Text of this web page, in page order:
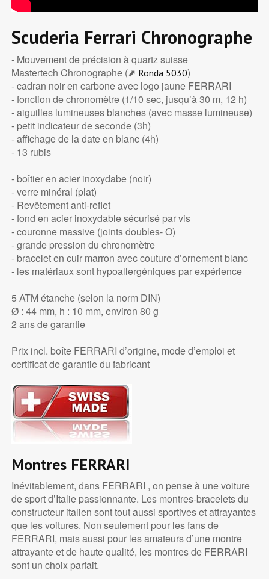
Scuderia Ferrari Chronographe
- Mouvement de précision à quartz suisse
Mastertech Chronographe (⬈ Ronda 5030)
- cadran noir en carbone avec logo jaune FERRARI
- fonction de chronomètre (1/10 sec, jusqu’à 30 m, 12 h)
- aiguilles lumineuses blanches (avec masse lumineuse)
- petit indicateur de seconde (3h)
- affichage de la date en blanc (4h)
- 13 rubis
- boîtier en acier inoxydabe (noir)
- verre minéral (plat)
- Revêtement anti-reflet
- fond en acier inoxydable sécurisé par vis
- couronne massive (joints doubles- O)
- grande pression du chronomètre
- bracelet en cuir marron avec couture d’ornement blanc
- les matériaux sont hypoallergéniques par expérience
5 ATM étanche (selon la norm DIN)
Ø : 44 mm, h : 10 mm, environ 80 g
2 ans de garantie
Prix incl. boîte FERRARI d’origine, mode d’emploi et
certificat de garantie du fabricant
Montres FERRARI
Inévitablement, dans FERRARI , on pense à une voiture
de sport d’Italie passionnante. Les montres-bracelets du
constructeur italien sont tout aussi sportives et attrayantes
que les voitures. Non seulement pour les fans de
FERRARI, mais aussi pour les amateurs d’une montre
attrayante et de haute qualité, les montres de FERRARI
sont un choix parfait.